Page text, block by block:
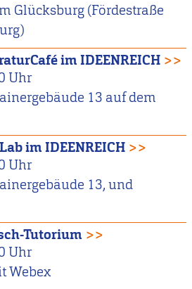
Glücksburg (Fördestraße
im IDEENREICH >>
Uhr
13 auf dem
im IDEENREICH >>
Uhr
13, und
Tutorium >>
Uhr
Webex